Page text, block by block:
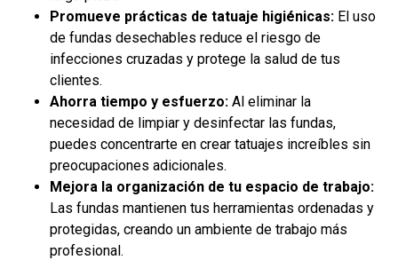
Promueve prácticas de tatuaje higiénicas: El uso
de fundas desechables reduce el riesgo de
infecciones cruzadas y protege la salud de tus
clientes.
Ahorra tiempo y esfuerzo: Al eliminar la
necesidad de limpiar y desinfectar las fundas,
puedes concentrarte en crear tatuajes increíbles sin
preocupaciones adicionales.
Mejora la organización de tu espacio de trabajo:
Las fundas mantienen tus herramientas ordenadas y
protegidas, creando un ambiente de trabajo más
profesional.